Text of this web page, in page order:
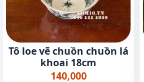
Tô loe vẽ chuồn chuồn lá
khoai 18cm
140,000